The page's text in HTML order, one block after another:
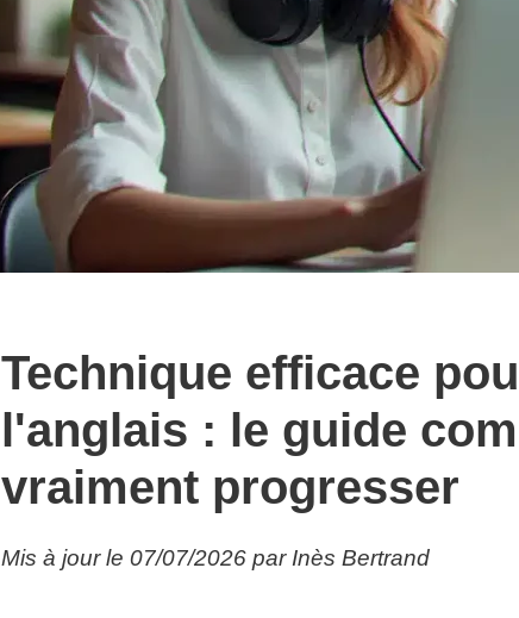
Technique efficace
l'anglais : le guide
vraiment progresser
Mis à jour le 07/07/2026 par Inès Bertrand